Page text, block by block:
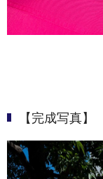
【完成写真】